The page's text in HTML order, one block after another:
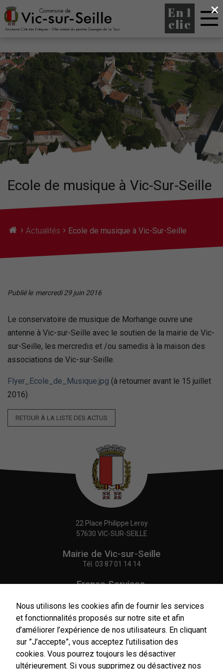
En 1
clic
Ecole de musique à Vic-Sur-Seille
› Actualités › Ecole de musique à Vic-Sur-Seille
Publié le mercredi 29 juin 2016
Le conservatoire de musique de Morhange ouvre une
antenne à Vic-sur-Seille avec le soutien de la mairie de Vic-
sur-Seille, les mercredis et /ou samedis à la maison des
associations de Vic-sur-Seille.
Flyer_Ecole_de_Musique.jpg (à retourner avant le 15 juillet
2016)
RETOUR À LA LISTE DES ACTUS
22 Place Philippe Leroy
57630 VIC-SUR-SEILLE
Mairie de Vic-sur-Seille
Tél. 03 87 01 14 14
France Services,
Tél.03 87 86 41 48
NOUS CONTACTER
×
Nous utilisons les cookies afin de fournir les services
et fonctionnalités proposés sur notre site et afin
d’améliorer l’expérience de nos utilisateurs. En cliquant
sur ”J’accepte”, vous acceptez l’utilisation des
cookies. Vous pourrez toujours les désactiver
ultérieurement. Si vous supprimez ou désactivez nos